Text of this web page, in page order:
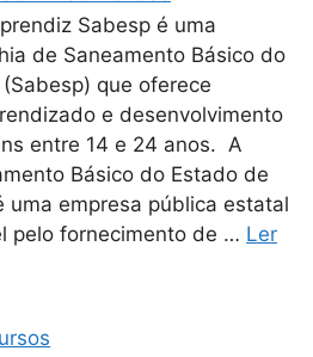
Sabesp é uma
de Saneamento Básico do
que oferece
e desenvolvimento
entre 14 e 24 anos. A
Básico do Estado de
uma empresa pública estatal
pelo fornecimento de … Ler